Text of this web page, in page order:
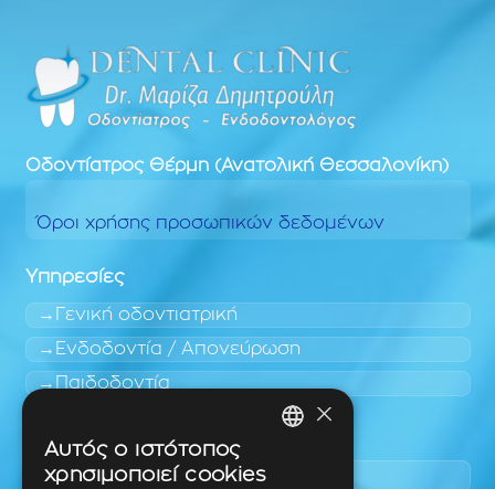
Οδοντίατρος Θέρμη (Ανατολική Θεσσαλονίκη)
Όροι χρήσης προσωπικών δεδομένων
Υπηρεσίες
Γενική οδοντιατρική
Ενδοδοντία / Απονεύρωση
Παιδοδοντία
Πυλαία
×
Αυτός ο ιστότοπος
χρησιμοποιεί cookies